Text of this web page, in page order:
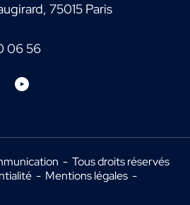
75015 Paris
06 56
- Tous droits réservés
- Mentions légales -